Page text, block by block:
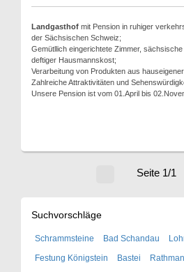
Landgasthof mit Pension in ruhiger
der Sächsischen Schweiz;
Gemütllich eingerichtete Zimmer,
deftiger Hausmannskost;
Verarbeitung von Produkten aus
Zahlreiche Attraktivitäten und
Unsere Pension ist vom 01.April bis
Seite 1/1
Suchvorschläge
Schrammsteine Bad Schandau
Festung Königstein
Bastei